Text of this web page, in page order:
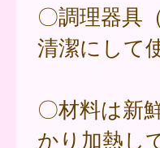
〇調理器具
清潔にして
〇材料は新
かり加熱し